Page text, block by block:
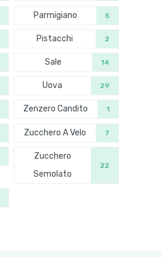
Parmigiano 5
Pistacchi 2
Sale 14
Uova 29
Zenzero Candito 1
Zucchero A Velo 7
Zucchero
Semolato
22